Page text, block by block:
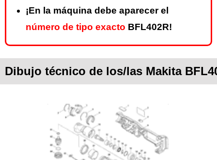
¡En la máquina debe aparecer el
número de tipo exacto BFL402R!
Dibujo técnico de los/las Makita